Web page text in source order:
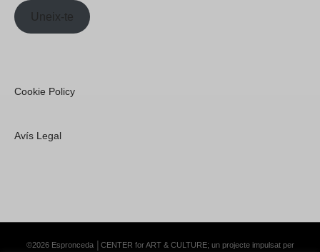
Uneix-te
Cookie Policy
Avís Legal
©2026 Espronceda │CENTER for ART & CULTURE; un projecte impulsat per